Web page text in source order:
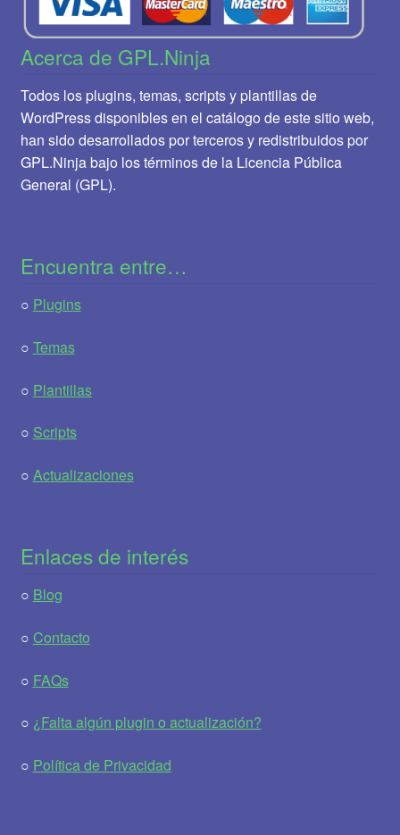
Acerca de GPL.Ninja
Todos los plugins, temas, scripts y plantillas de
WordPress disponibles en el catálogo de este sitio web,
han sido desarrollados por terceros y redistribuidos por
GPL.Ninja bajo los términos de la Licencia Pública
General (GPL).
Encuentra entre…
○ Plugins
○ Temas
○ Plantillas
○ Scripts
○ Actualizaciones
Enlaces de interés
○ Blog
○ Contacto
○ FAQs
○ ¿Falta algún plugin o actualización?
○ Política de Privacidad